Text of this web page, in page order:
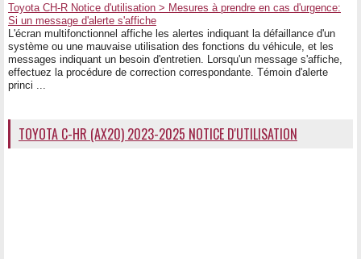
Toyota CH-R Notice d'utilisation > Mesures à prendre en cas d'urgence:
Si un message d'alerte s'affiche
L'écran multifonctionnel affiche les alertes indiquant la défaillance d'un
système ou une mauvaise utilisation des fonctions du véhicule, et les
messages indiquant un besoin d'entretien. Lorsqu'un message s'affiche,
effectuez la procédure de correction correspondante. Témoin d'alerte
princi ...
TOYOTA C-HR (AX20) 2023-2025 NOTICE D'UTILISATION